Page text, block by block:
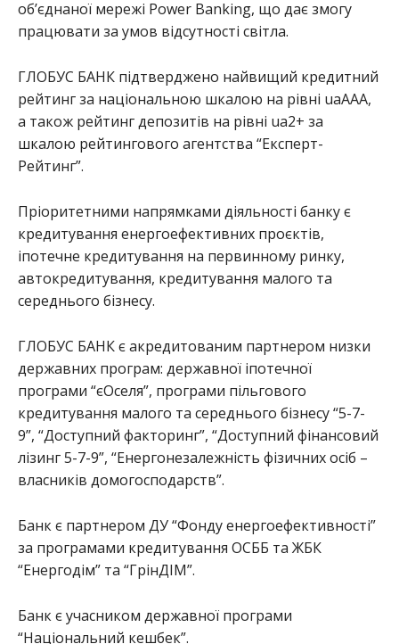
об’єднаної мережі Power Banking, що дає змогу
працювати за умов відсутності світла.
ГЛОБУС БАНК підтверджено найвищий кредитний
рейтинг за національною шкалою на рівні uaAAA,
а також рейтинг депозитів на рівні ua2+ за
шкалою рейтингового агентства “Експерт-
Рейтинг”.
Пріоритетними напрямками діяльності банку є
кредитування енергоефективних проєктів,
іпотечне кредитування на первинному ринку,
автокредитування, кредитування малого та
середнього бізнесу.
ГЛОБУС БАНК є акредитованим партнером низки
державних програм: державної іпотечної
програми “єОселя”, програми пільгового
кредитування малого та середнього бізнесу “5-7-
9”, “Доступний факторинг”, “Доступний фінансовий
лізинг 5-7-9”, “Енергонезалежність фізичних осіб –
власників домогосподарств”.
Банк є партнером ДУ “Фонду енергоефективності”
за програмами кредитування ОСББ та ЖБК
“Енергодім” та “ГрінДІМ”.
Банк є учасником державної програми
“Національний кешбек”.